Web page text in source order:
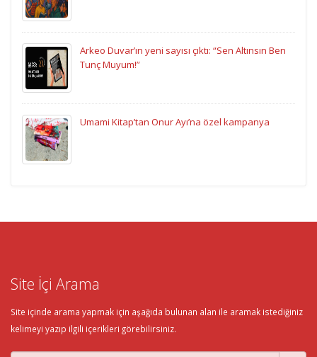
Arkeo Duvar’ın yeni sayısı çıktı: “Sen Altınsın Ben
Tunç Muyum!”
Umami Kitap’tan Onur Ayı’na özel kampanya
Site İçi Arama
Site içinde arama yapmak için aşağıda bulunan alan ile aramak istediğiniz
kelimeyi yazıp ilgili içerikleri görebilirsiniz.